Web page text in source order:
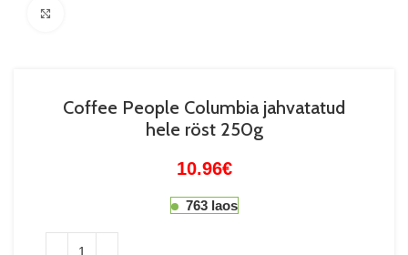
Coffee People Columbia jahvatatud
hele röst 250g
10.96€
763 laos